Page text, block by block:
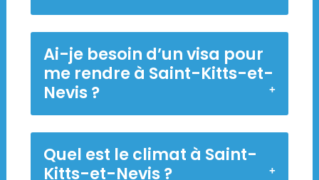
Ai-je besoin d’un visa pour
me rendre à Saint-Kitts-et-
Nevis ?
Quel est le climat à Saint-
Kitts-et-Nevis ?